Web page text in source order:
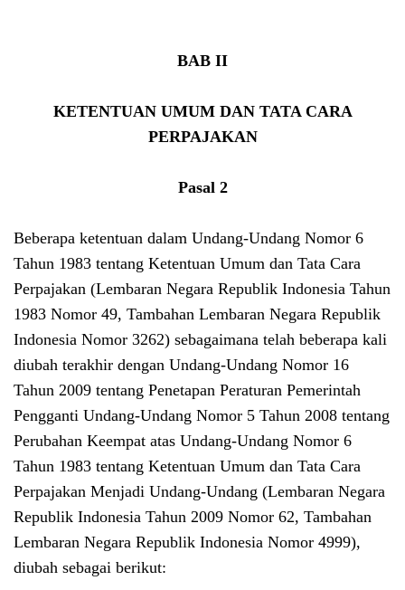
BAB II
KETENTUAN UMUM DAN TATA CARA
PERPAJAKAN
Pasal 2
Beberapa ketentuan dalam Undang-Undang Nomor 6
Tahun 1983 tentang Ketentuan Umum dan Tata Cara
Perpajakan (Lembaran Negara Republik Indonesia Tahun
1983 Nomor 49, Tambahan Lembaran Negara Republik
Indonesia Nomor 3262) sebagaimana telah beberapa kali
diubah terakhir dengan Undang-Undang Nomor 16
Tahun 2009 tentang Penetapan Peraturan Pemerintah
Pengganti Undang-Undang Nomor 5 Tahun 2008 tentang
Perubahan Keempat atas Undang-Undang Nomor 6
Tahun 1983 tentang Ketentuan Umum dan Tata Cara
Perpajakan Menjadi Undang-Undang (Lembaran Negara
Republik Indonesia Tahun 2009 Nomor 62, Tambahan
Lembaran Negara Republik Indonesia Nomor 4999),
diubah sebagai berikut: